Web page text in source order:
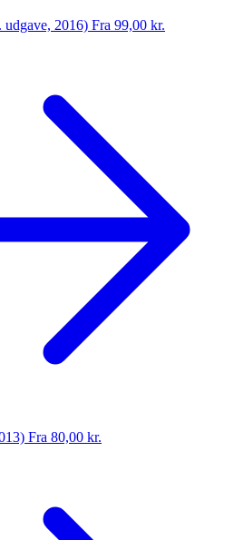
udgave, 2016) Fra 99,00 kr.
Fra 80,00 kr.